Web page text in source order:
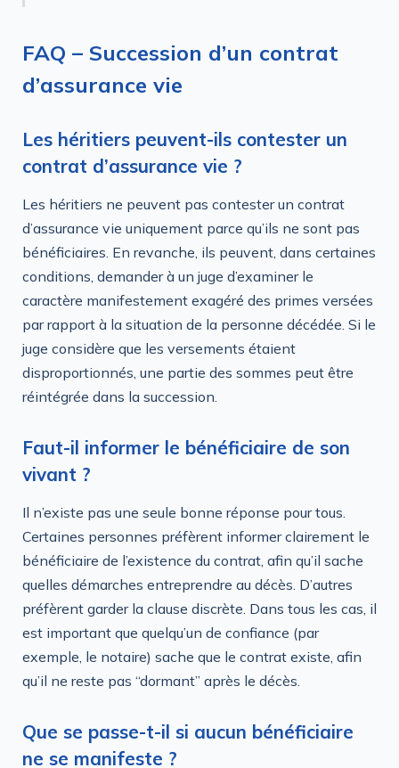
FAQ – Succession d’un contrat
d’assurance vie
Les héritiers peuvent-ils contester un
contrat d’assurance vie ?
Les héritiers ne peuvent pas contester un contrat
d’assurance vie uniquement parce qu’ils ne sont pas
bénéficiaires. En revanche, ils peuvent, dans certaines
conditions, demander à un juge d’examiner le
caractère manifestement exagéré des primes versées
par rapport à la situation de la personne décédée. Si le
juge considère que les versements étaient
disproportionnés, une partie des sommes peut être
réintégrée dans la succession.
Faut-il informer le bénéficiaire de son
vivant ?
Il n’existe pas une seule bonne réponse pour tous.
Certaines personnes préfèrent informer clairement le
bénéficiaire de l’existence du contrat, afin qu’il sache
quelles démarches entreprendre au décès. D’autres
préfèrent garder la clause discrète. Dans tous les cas, il
est important que quelqu’un de confiance (par
exemple, le notaire) sache que le contrat existe, afin
qu’il ne reste pas “dormant” après le décès.
Que se passe-t-il si aucun bénéficiaire
ne se manifeste ?